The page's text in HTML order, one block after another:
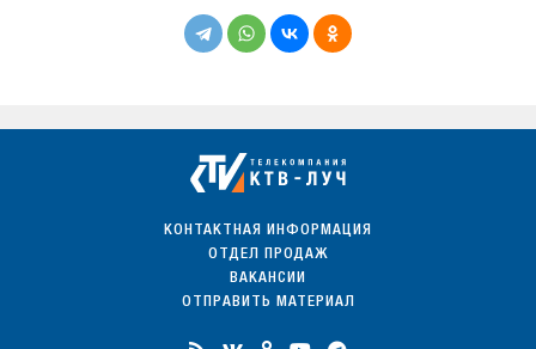
КОНТАКТНАЯ ИНФОРМАЦИЯ
ОТДЕЛ ПРОДАЖ
ВАКАНСИИ
ОТПРАВИТЬ МАТЕРИАЛ